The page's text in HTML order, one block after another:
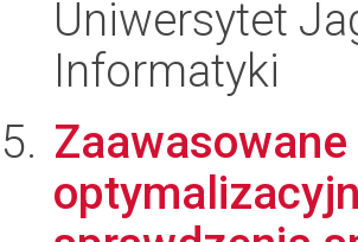
Uniwersytet
Informatyki